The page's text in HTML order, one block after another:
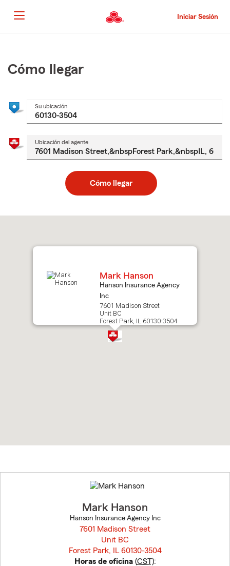
al
contenido
principal
Iniciar Sesión
principal
Cómo llegar
Su ubicación
Ubicación del agente
Cómo llegar
to
Mark Hanson
Hanson Insurance Agency
Inc
7601 Madison Street
Unit BC
Forest Park, IL 60130-3504
to
before
Mark Hanson
Hanson Insurance Agency Inc
7601 Madison Street
Unit BC
Forest Park, IL 60130-3504
Horas de oficina(CST):